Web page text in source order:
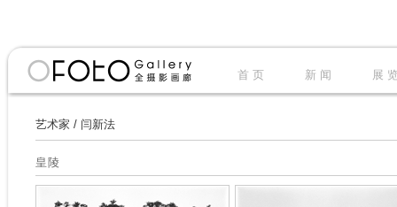
首 页 新 闻 展
艺术家 / 闫新法
皇陵